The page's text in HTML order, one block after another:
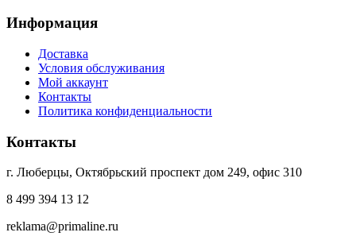
Информация
Доставка
Условия обслуживания
Мой аккаунт
Контакты
Политика конфиденциальности
Контакты
г. Люберцы, Октябрьский проспект дом 249, офис 310
8 499 394 13 12
reklama@primaline.ru